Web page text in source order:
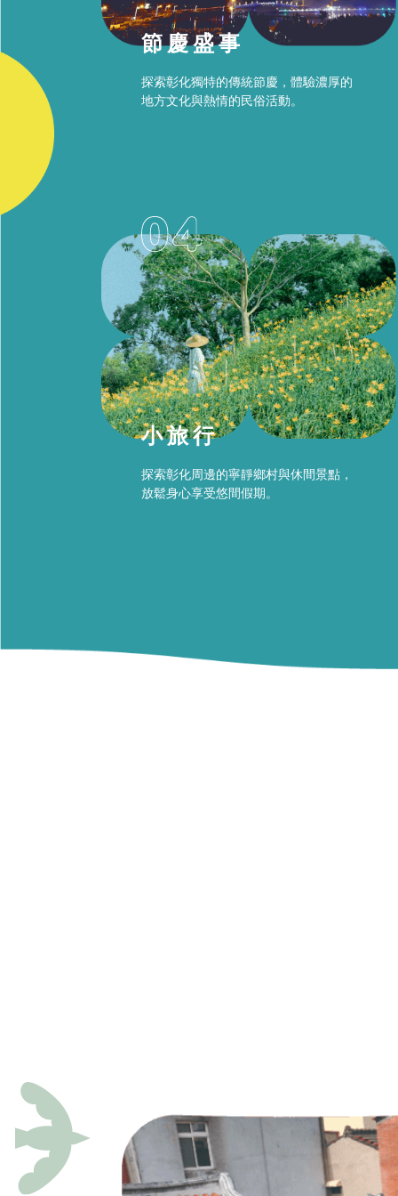
節慶盛事
探索彰化獨特的傳統節慶，體驗濃厚的
地方文化與熱情的民俗活動。
小旅行
探索彰化周邊的寧靜鄉村與休間景點，
放鬆身心享受悠間假期。